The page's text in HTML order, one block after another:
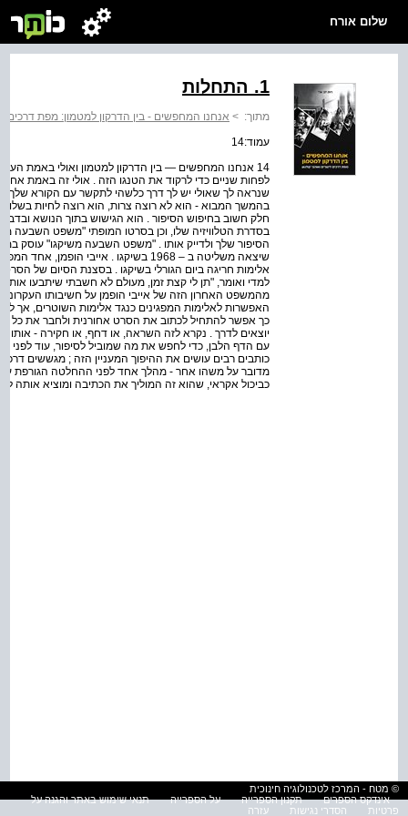
שלום אורח
1. התחלות
מתוך: > אנחנו המחפשים - בין הדרקון למטמון: מפת דרכים
עמוד:14
14 אנחנו המחפשים — בין הדרקון למטמון ואולי באמת
לפחות שניים כדי לרקוד את הטנגו הזה . אולי זה באמת אחרי
שנראה לך שאולי יש לך דרך כלשהי לתקשר עם הקורא שלך,
בהמשך המבוא - הוא לא רוצה צרות, הוא רוצה לחיות
חלק חשוב בחיפוש הסיפור . הוא הגישוש בתוך הנושא ובדבר
הסיפור שלך ולדייק אותו . "משפט השבעה משיקגו" עוסק
שיצאה משליטה ב – 1968 בשיקגו . אייבי
אלימות חריגה ביום הגורלי בשיקגו . בסצנת הסיום של
למדי ואומר, "תן לי קצת זמן, מעולם לא חשבתי שיתבעו
מהמשפט האחרון הזה של אייבי הופמן על חשיבותו
האפשרות לאלימות המפגינים כנגד אלימות השוטרים, אך
כך אפשר להתחיל לכתוב את הסרט אחורנית ולחבר את כל
יוצאים לדרך . נקרא לזה השראה, או דחף, או חקירה -
עם הדף הלבן, כדי לחפש את מה שמוביל לסיפור, עוד לפני
כותבים רבים עושים את ההיפוך המעניין הזה ; מגששים
מדובר על משהו אחר - מהלך אחד לפני ההחלטה הגורפת
כביכול אקראי, שהוא זה המוליך את הכתיבה ומוציא אותה
© מטח - המרכז לטכנולוגיה חינוכית
אינדקס הספרים
תקנון הספרייה על הספרייה
תנאי שימוש באתר והגנה על
פרטיות
הסדרי נגישות עזרה